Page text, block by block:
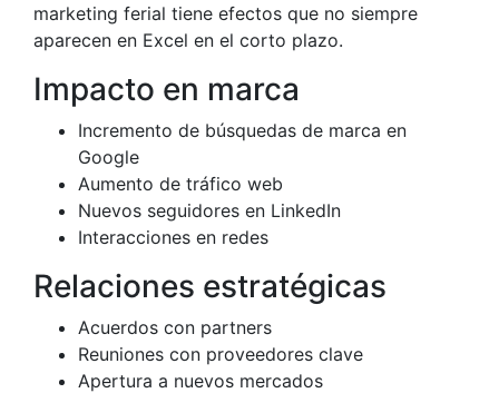
marketing ferial tiene efectos que no siempre
aparecen en Excel en el corto plazo.
Impacto en marca
Incremento de búsquedas de marca en
Google
Aumento de tráfico web
Nuevos seguidores en LinkedIn
Interacciones en redes
Relaciones estratégicas
Acuerdos con partners
Reuniones con proveedores clave
Apertura a nuevos mercados